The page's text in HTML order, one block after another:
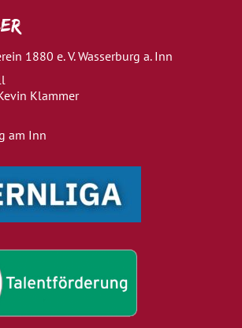
1880 e. V. Wasserburg a. Inn
Klammer
am Inn